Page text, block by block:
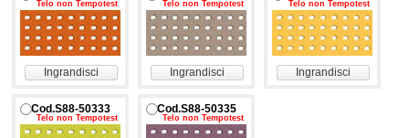
Telo non Tempotest
Ingrandisci
Telo non Tempotest
Ingrandisci
Telo non Tempotest
Ingrandisci
Cod.S88-50333
Telo non Tempotest
Cod.S88-50335
Telo non Tempotest